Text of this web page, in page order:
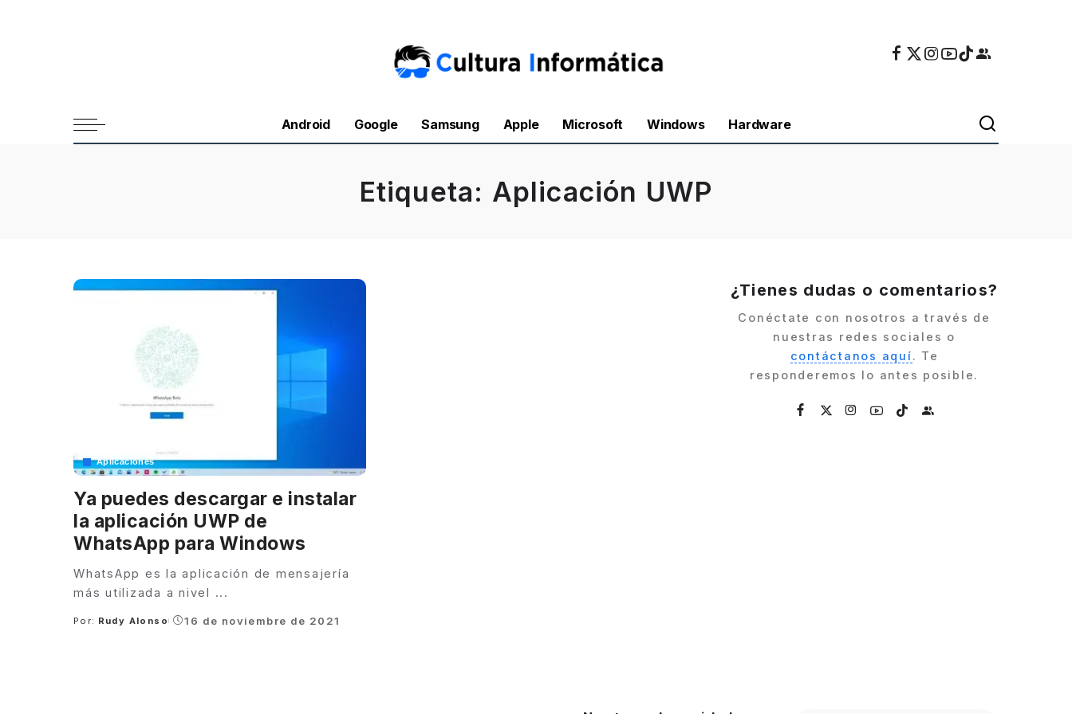
Android Google Samsung Apple Microsoft Windows Hardware
Etiqueta: Aplicación UWP
Aplicaciones
Ya puedes descargar e instalar
la aplicación UWP de
WhatsApp para Windows
WhatsApp es la aplicación de mensajería
más utilizada a nivel ...
Posted
Por: Rudy Alonso 16 de noviembre de 2021
¿Tienes dudas o comentarios?
Conéctate con nosotros a través de
nuestras redes sociales o
contáctanos aquí. Te
responderemos lo antes posible.